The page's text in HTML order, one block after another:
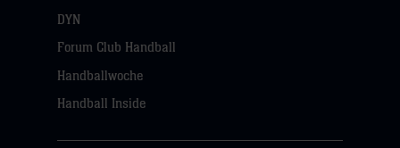
öffnen,
dann
DYN
Forum Club Handball
Handballwoche
Handball Inside